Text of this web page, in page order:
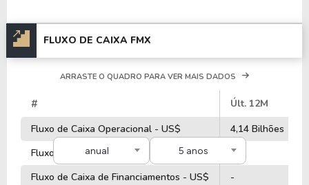
FLUXO DE CAIXA FMX
anual 5 anos
ARRASTE O QUADRO PARA VER MAIS DADOS
# Últ. 12M
Fluxo de Caixa Operacional - US$
4,14 Bilhões
Fluxo de Caixa de Investimentos - US$
-
Fluxo de Caixa de Financiamentos - US$
-